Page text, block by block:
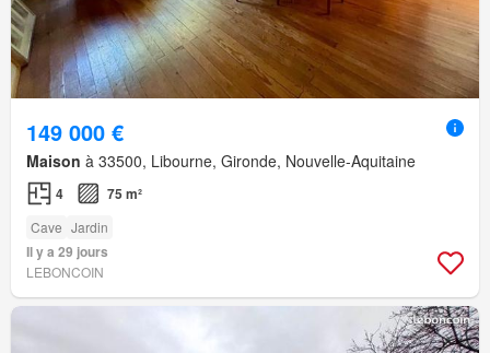
149 000 €
Maison à 33500, Libourne, Gironde, Nouvelle-Aquitaine
4 75 m²
Cave Jardin
Il y a 29 jours
LEBONCOIN